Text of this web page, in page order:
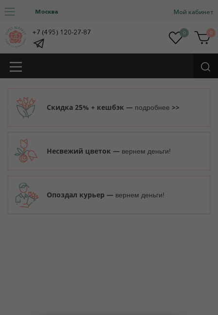
Москва Мой кабинет
+7 (495) 120-27-87 0 0
Скидка 25% + кешбэк — подробнее >>
Несвежий цветок — вернем деньги!
Опоздал курьер — вернем деньги!